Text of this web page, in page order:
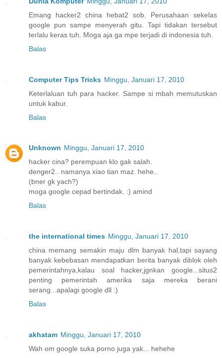
Emang hacker2 china hebat2 sob. Perusahaan sekelas
google pun sampe menyerah gitu. Tapi tidakan tersebut
terlalu keras tuh. Moga aja ga mpe terjadi di indonesia tuh.
Balas
Computer Tips Tricks Minggu, Januari 17, 2010
Keterlaluan tuh para hacker. Sampe si mbah memutuskan
untuk kabur.
Balas
Unknown Minggu, Januari 17, 2010
hacker cina? perempuan klo gak salah.
denger2.. namanya xiao tian maz. hehe..
(bner gk yach?)
moga google cepad bertindak. :) amind
Balas
the international times Minggu, Januari 17, 2010
china memang semakin maju dlm banyak hal,tapi sayang
banyak kebebasan mendapatkan berita banyak diblok oleh
pemerintahnya,kalau soal hacker,jgnkan google...situs2
penting pemerintah amerika saja mereka berani
serang...apalagi google dll :)
Balas
akhatam Minggu, Januari 17, 2010
Wah om google suka porno juga yak... hehehe